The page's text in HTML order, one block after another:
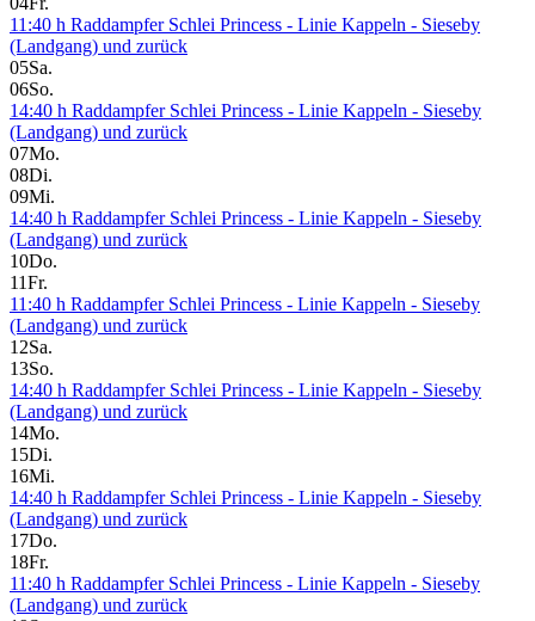
11:40 h Raddampfer Schlei Princess - Linie Kappeln - Sieseby
(Landgang) und zurück
05Sa.
06So.
14:40 h Raddampfer Schlei Princess - Linie Kappeln - Sieseby
(Landgang) und zurück
07Mo.
08Di.
09Mi.
14:40 h Raddampfer Schlei Princess - Linie Kappeln - Sieseby
(Landgang) und zurück
10Do.
11Fr.
11:40 h Raddampfer Schlei Princess - Linie Kappeln - Sieseby
(Landgang) und zurück
12Sa.
13So.
14:40 h Raddampfer Schlei Princess - Linie Kappeln - Sieseby
(Landgang) und zurück
14Mo.
15Di.
16Mi.
14:40 h Raddampfer Schlei Princess - Linie Kappeln - Sieseby
(Landgang) und zurück
17Do.
18Fr.
11:40 h Raddampfer Schlei Princess - Linie Kappeln - Sieseby
(Landgang) und zurück